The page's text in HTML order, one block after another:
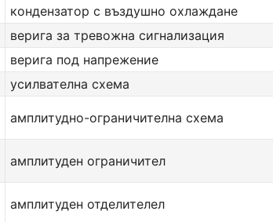
кондензатор с въздушно охлаждане
верига за тревожна сигнализация
верига под напрежение
усилвателна схема
амплитудно-ограничителна схема
амплитуден ограничител
амплитуден отделителел